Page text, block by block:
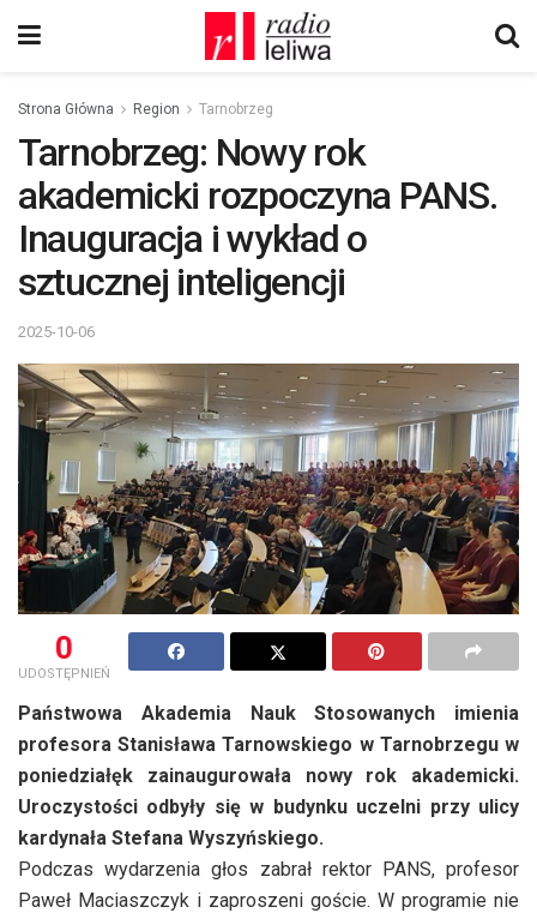
Strona Główna Region Tarnobrzeg
Tarnobrzeg: Nowy rok
akademicki rozpoczyna PANS.
Inauguracja i wykład o
sztucznej inteligencji
2025-10-06
0
UDOSTĘPNIEŃ
Państwowa Akademia Nauk Stosowanych imienia
profesora Stanisława Tarnowskiego w Tarnobrzegu w
poniedziałęk zainaugurowała nowy rok akademicki.
Uroczystości odbyły się w budynku uczelni przy ulicy
kardynała Stefana Wyszyńskiego.
Podczas wydarzenia głos zabrał rektor PANS, profesor
Paweł Maciaszczyk i zaproszeni goście. W programie nie